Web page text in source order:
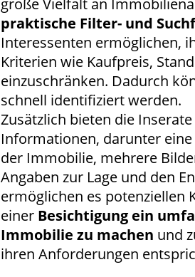
große Vielfalt an
praktische Filter- und
Interessenten ermöglichen,
Kriterien wie Kaufpreis,
einzuschränken. Dadurch
schnell identifiziert werden.
Zusätzlich bieten die
Informationen, darunter
der Immobilie, mehrere
Angaben zur Lage und den
ermöglichen es potenziellen
einer Besichtigung ein
Immobilie zu machen und
ihren Anforderungen